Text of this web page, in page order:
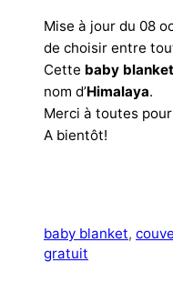
Mise à jour du 08
de choisir entre
Cette baby blanket
nom d’Himalaya.
Merci à toutes
A bientôt!
baby blanket,
gratuit